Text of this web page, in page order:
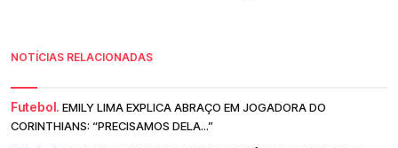
NOTÍCIAS RELACIONADAS
Futebol. EMILY LIMA EXPLICA ABRAÇO EM JOGADORA DO
CORINTHIANS: “PRECISAMOS DELA...”